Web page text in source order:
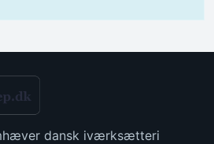
dansk iværksætteri